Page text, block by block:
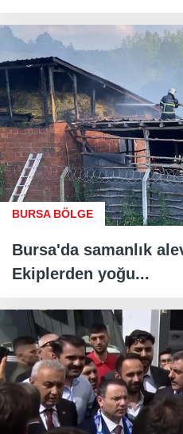
BURSA BÖLGE
Bursa'da samanlık
Ekiplerden yoğu...